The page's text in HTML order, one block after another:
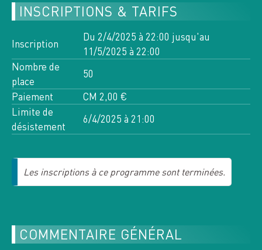
RANDO PLUS
LE BEC CHARVET
VANOISE,
8 INSCRITS
RANDO PLUS
LE RETOUR DE L'ESCAPADE EN VANOISE...
8SA
AOÛT 2026
INSCRIPTIONS & TARIFS
Inscription
Du 2/4/2025 à 22:00 jusqu'au
11/5/2025 à 22:00
Nombre de
place
50
Paiement
CM 2,00 €
Limite de
désistement
6/4/2025 à 21:00
Les inscriptions à ce programme sont terminées.
COMMENTAIRE GÉNÉRAL